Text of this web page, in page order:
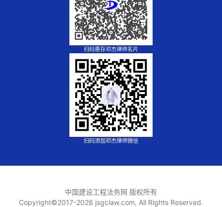
扫码惠存邓杰律师名片
扫码添加邓杰律师微信
中国建设工程法务网 版权所有
Copyright©2017-2026 jsgclaw.com, All Rights Reserved.